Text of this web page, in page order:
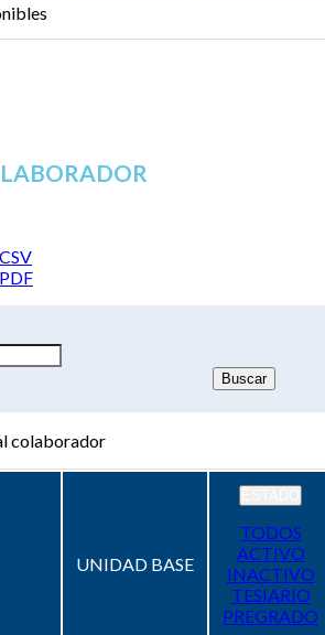
colaborador
UNIDAD BASE
TODOS
ACTIVO
INACTIVO
TESIARIO
PREGRADO